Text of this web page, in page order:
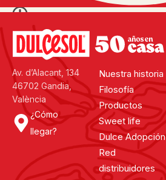
25 minutos
Av. d’Alacant, 134
46702 Gandia,
València
¿Cómo
llegar?
Nuestra historia
Filosofía
Productos
Sweet life
Dulce Adopción
Red
distribuidores